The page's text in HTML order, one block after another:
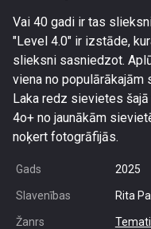
Vai 40 gadi ir tas
"Level 4.0" ir izstāde,
slieksni sasniedzot.
viena no populārākajām
Laka redz sievietes
4o+ no jaunākām
noķert fotogrāfijās.
Gads 2025
Slavenības Rita
Žanrs